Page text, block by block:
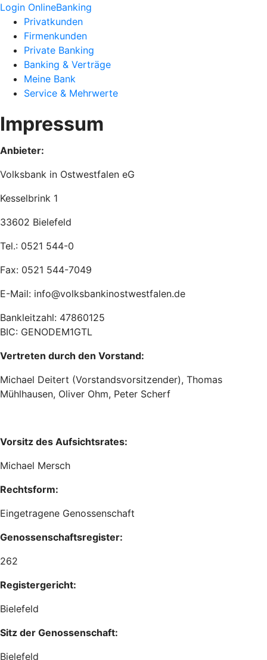
Login OnlineBanking
Privatkunden
Firmenkunden
Private Banking
Banking & Verträge
Meine Bank
Service & Mehrwerte
Impressum
Anbieter:
Volksbank in Ostwestfalen eG
Kesselbrink 1
33602 Bielefeld
Tel.: 0521 544-0
Fax: 0521 544-7049
E-Mail: info@volksbankinostwestfalen.de
Bankleitzahl: 47860125
BIC: GENODEM1GTL
Vertreten durch den Vorstand:
Michael Deitert (Vorstandsvorsitzender), Thomas
Mühlhausen, Oliver Ohm, Peter Scherf
Vorsitz des Aufsichtsrates:
Michael Mersch
Rechtsform:
Eingetragene Genossenschaft
Genossenschaftsregister:
262
Registergericht:
Bielefeld
Sitz der Genossenschaft:
Bielefeld